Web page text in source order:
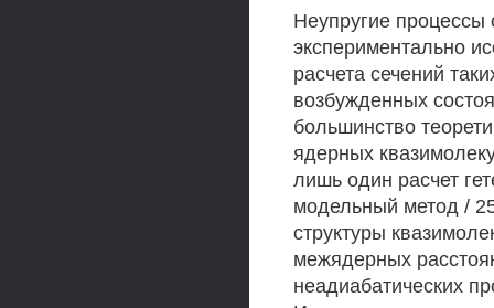
Неупругие процессы
экспериментально
расчета сечений
возбужденных
большинство
ядерных
лишь один расчет
модельный метод /
структуры
межядерных
неадиабатических